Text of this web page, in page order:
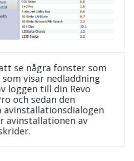
se några fönster som
visar nedladdning
loggen till din Revo
och sedan den
avinstallationsdialogen
avinstallationen av